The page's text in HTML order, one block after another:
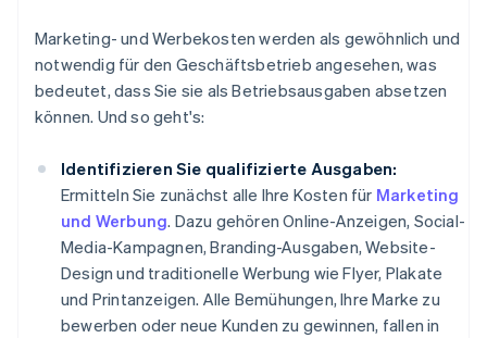
Marketing- und Werbekosten werden als gewöhnlich und
notwendig für den Geschäftsbetrieb angesehen, was
bedeutet, dass Sie sie als Betriebsausgaben absetzen
können. Und so geht's:
Identifizieren Sie qualifizierte Ausgaben:
Ermitteln Sie zunächst alle Ihre Kosten für Marketing
und Werbung. Dazu gehören Online-Anzeigen, Social-
Media-Kampagnen, Branding-Ausgaben, Website-
Design und traditionelle Werbung wie Flyer, Plakate
und Printanzeigen. Alle Bemühungen, Ihre Marke zu
bewerben oder neue Kunden zu gewinnen, fallen in